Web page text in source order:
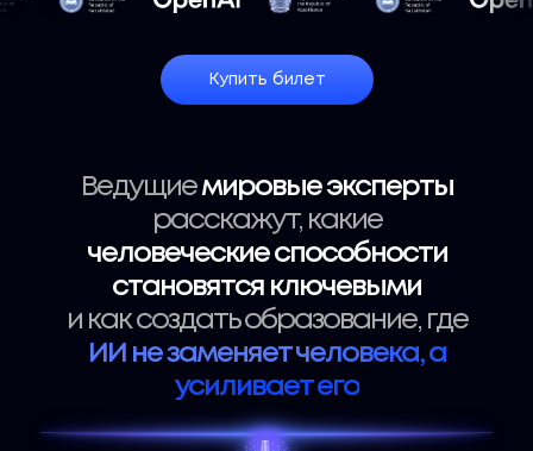
Купить билет
Ведущиемировые эксперты
расскажут, какие
человеческие способности
становятся ключевыми
и как создать образование, где
ИИ не заменяет человека, а
усиливает его